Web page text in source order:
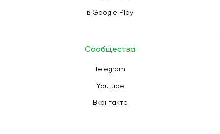
в Google Play
Сообщества
Telegram
Youtube
Вконтакте